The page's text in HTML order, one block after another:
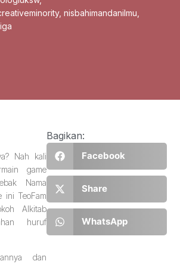
, nisbahimandanilmu
Nah kali
game
Nama
ini TeoFam
Alkitab
huruf
dan
Bagikan:
Facebook
Share
WhatsApp